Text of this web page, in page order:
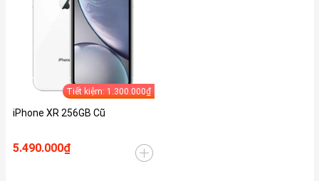
Tiết kiệm: 1.300.000₫
iPhone XR 256GB Cũ
5.490.000₫